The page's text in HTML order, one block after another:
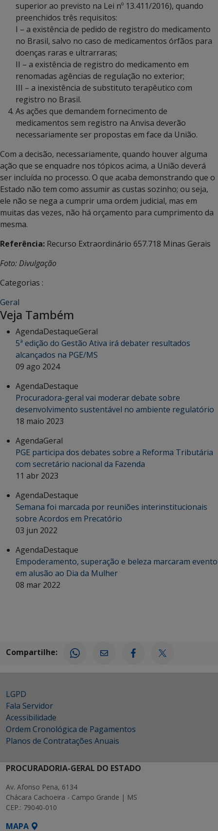
superior ao previsto na Lei nº 13.411/2016), quando
preenchidos três requisitos:
I – a existência de pedido de registro do medicamento
no Brasil, salvo no caso de medicamentos órfãos para
doenças raras e ultrarraras;
II – a existência de registro do medicamento em
renomadas agências de regulação no exterior;
III – a inexistência de substituto terapêutico com
registro no Brasil.
As ações que demandem fornecimento de
medicamentos sem registro na Anvisa deverão
necessariamente ser propostas em face da União.
Com a decisão, necessariamente, quando houver alguma
ação que se enquadre nos tópicos acima, a União deverá
ser incluída no processo. O que acaba demonstrando que o
Estado não tem como assumir as custas sozinho; ou seja,
ele não se nega a cumprir uma ordem judicial, mas em
muitas das vezes, não há orçamento para cumprimento da
mesma.
Referência: Recurso Extraordinário 657.718 Minas Gerais
Foto: Divulgação
Categorias :
Geral
Veja Também
AgendaDestaqueGeral
5ª edição do Gestão Ativa irá debater resultados
alcançados na PGE/MS
09 ago 2024
AgendaDestaque
Procuradora-geral vai moderar debate sobre
desenvolvimento sustentável no ambiente regulatório
18 maio 2023
AgendaGeral
PGE participa dos debates sobre a Reforma Tributária
com secretário nacional da Fazenda
11 abr 2023
AgendaDestaque
Semana foi marcada por reuniões interinstitucionais
sobre Acordos em Precatório
03 jun 2022
AgendaDestaque
Empoderamento, superação e beleza marcaram evento
em alusão ao Dia da Mulher
08 mar 2022
Compartilhe:
LGPD
Fala Servidor
Acessibilidade
Ordem Cronológica de Pagamentos
Planos de Contratações Anuais
PROCURADORIA-GERAL DO ESTADO
Av. Afonso Pena, 6134
Chácara Cachoeira - Campo Grande | MS
CEP.: 79040-010
MAPA